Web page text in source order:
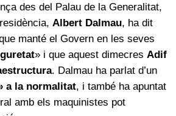
des del Palau de la Generalitat,
Albert Dalmau, ha dit
manté el Govern en les seves
» i que aquest dimecres Adif
. Dalmau ha parlat d’un
a la normalitat, i també ha apuntat
amb els maquinistes pot